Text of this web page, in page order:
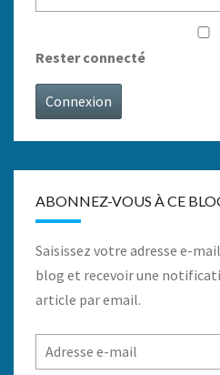
Rester connecté
Connexion
ABONNEZ-VOUS À CE
Saisissez votre adresse e-
blog et recevoir une
article par email.
Adresse
e-